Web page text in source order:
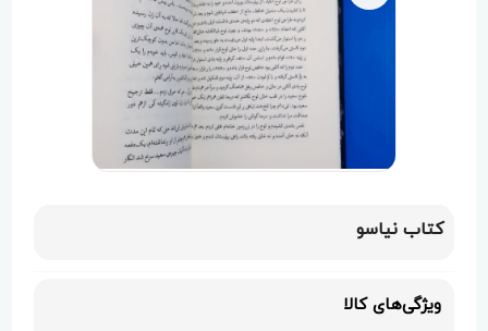
کتاب نیاسو
ویژگی‌های کالا